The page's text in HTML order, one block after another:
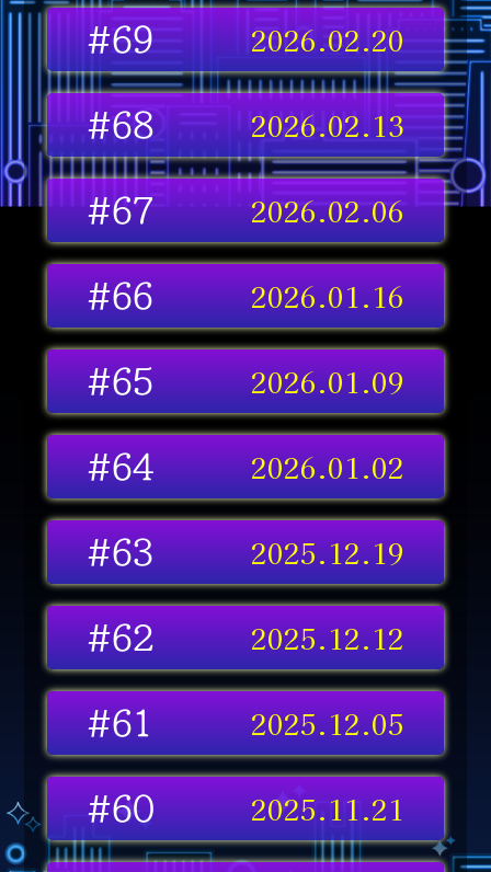
#69 2026.02.20
#68 2026.02.13
#67 2026.02.06
#66 2026.01.16
#65 2026.01.09
#64 2026.01.02
#63 2025.12.19
#62 2025.12.12
#61 2025.12.05
#60 2025.11.21